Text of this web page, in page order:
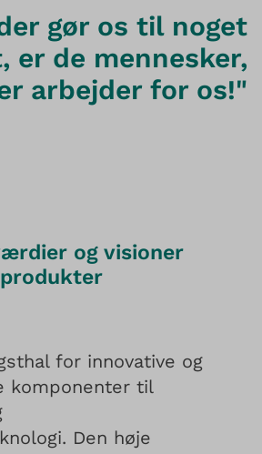
gør os til noget
er de mennesker,
arbejder for os!"
og visioner
for innovative og
komponenter til
Den høje